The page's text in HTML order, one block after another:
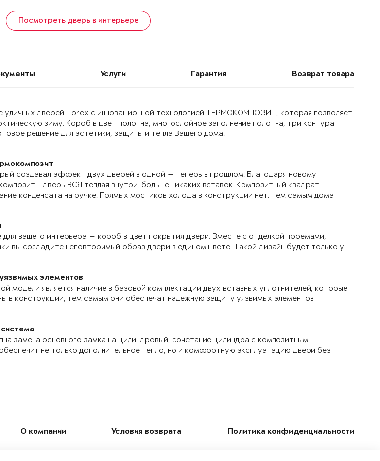
Посмотреть дверь в интерьере
Услуги Гарантия Возврат товара
уличных дверей Torex с инновационной технологией ТЕРМОКОМПОЗИТ, которая позволяет
зиму. Короб в цвет полотна, многослойное заполнение полотна, три контура
решение для эстетики, защиты и тепла Вашего дома.
создавал эффект двух дверей в одной — теперь в прошлом! Благодаря новому
- дверь ВСЯ теплая внутри, больше никаких вставок. Композитный квадрат
конденсата на ручке. Прямых мостиков холода в конструкции нет, тем самым дома
вашего интерьера — короб в цвет покрытия двери. Вместе с отделкой проемами,
вы создадите неповторимый образ двери в едином цвете. Такой дизайн будет только у
элементов
модели является наличие в базовой комплектации двух вставных уплотнителей, которые
в конструкции, тем самым они обеспечат надежную защиту уязвимых элементов
замена основного замка на цилиндровый, сочетание цилиндра с композитным
не только дополнительное тепло, но и комфортную эксплуатацию двери без
О компании Условия возврата Политика конфиденциальности